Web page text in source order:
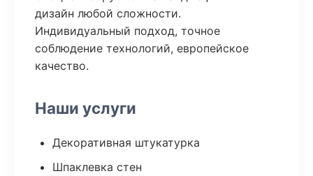
дизайн любой сложности.
Индивидуальный подход, точное
соблюдение технологий, европейское
качество.
Наши услуги
Декоративная штукатурка
Шпаклевка стен